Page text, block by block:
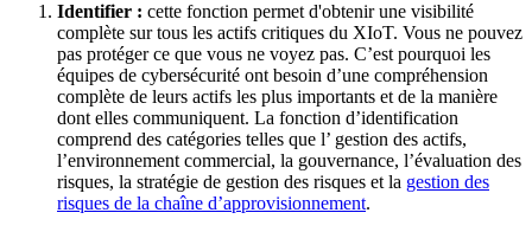
Identifier : cette fonction permet d'obtenir une visibilité
complète sur tous les actifs critiques du XIoT. Vous ne pouvez
pas protéger ce que vous ne voyez pas. C’est pourquoi les
équipes de cybersécurité ont besoin d’une compréhension
complète de leurs actifs les plus importants et de la manière
dont elles communiquent. La fonction d’identification
comprend des catégories telles que l’ gestion des actifs,
l’environnement commercial, la gouvernance, l’évaluation des
risques, la stratégie de gestion des risques et la gestion des
risques de la chaîne d’approvisionnement.